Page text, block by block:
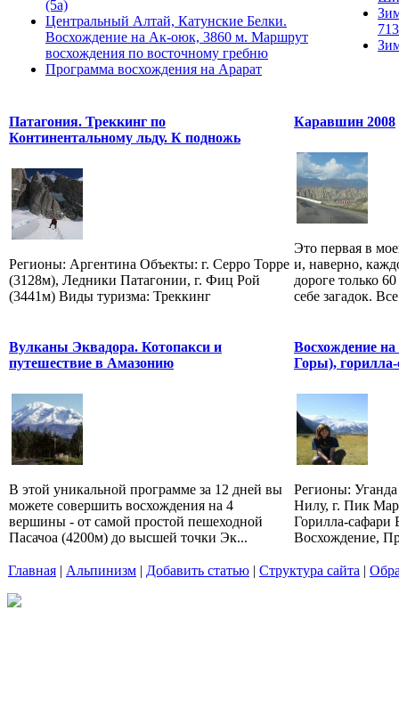
(5а)
Центральный Алтай, Катунские Белки.
Восхождение на Ак-оюк, 3860 м. Маршрут
восхождения по восточному гребню
Программа восхождения на Арарат
Патагония. Треккинг по
Континентальному льду. К подножь
Регионы: Аргентина Объекты: г. Серро Торре
(3128м), Ледники Патагонии, г. Фиц Рой
(3441м) Виды туризма: Треккинг
Каравшин 2008
Это первая в
и, наверно,
дороге только
себе загадок.
Вулканы Эквадора. Котопакси и
путешествие в Амазонию
В этой уникальной программе за 12 дней вы
можете совершить восхождения на 4
вершины - от самой простой пешеходной
Пасачоа (4200м) до высшей точки Эк...
Восхождение
Горы),
Регионы:
Нилу, г. Пик
Горилла-
Восхождение,
Главная | Альпинизм | Добавить статью | Структура сайта |